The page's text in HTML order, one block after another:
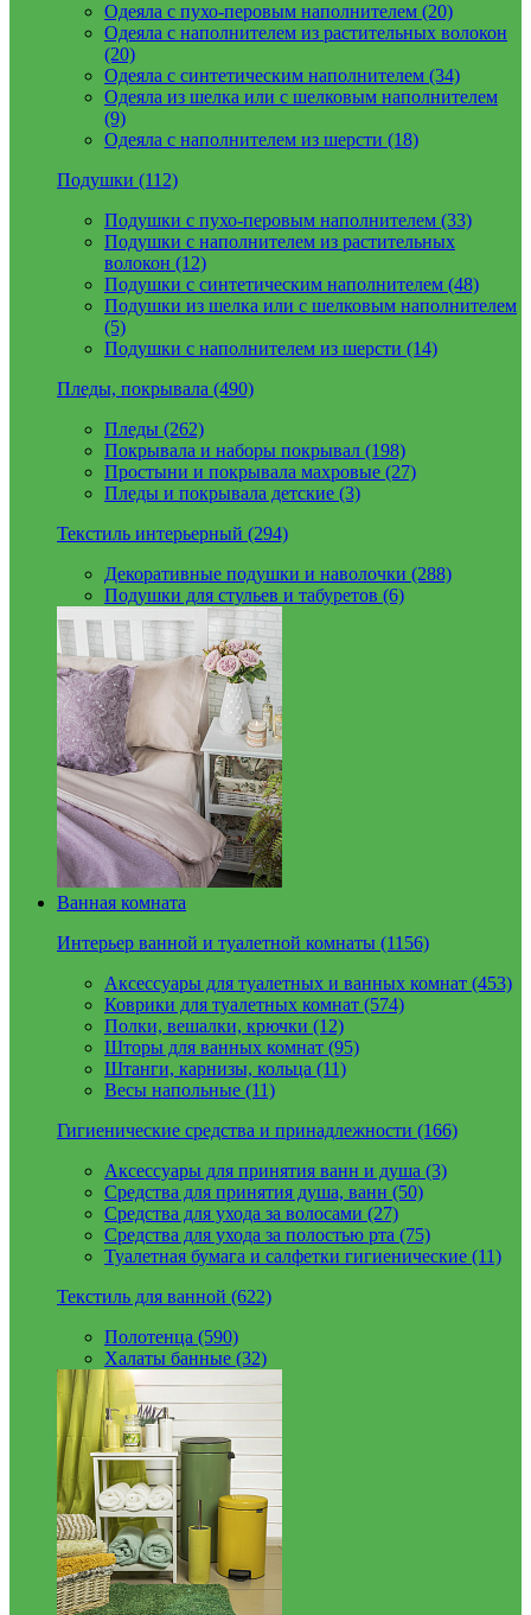
Одеяла с пухо-перовым наполнителем (20)
Одеяла с наполнителем из растительных волокон
(20)
Одеяла с синтетическим наполнителем (34)
Одеяла из шелка или с шелковым наполнителем
(9)
Одеяла с наполнителем из шерсти (18)
Подушки (112)
Подушки с пухо-перовым наполнителем (33)
Подушки с наполнителем из растительных
волокон (12)
Подушки с синтетическим наполнителем (48)
Подушки из шелка или с шелковым наполнителем
(5)
Подушки с наполнителем из шерсти (14)
Пледы, покрывала (490)
Пледы (262)
Покрывала и наборы покрывал (198)
Простыни и покрывала махровые (27)
Пледы и покрывала детские (3)
Текстиль интерьерный (294)
Декоративные подушки и наволочки (288)
Подушки для стульев и табуретов (6)
Ванная комната
Интерьер ванной и туалетной комнаты (1156)
Аксессуары для туалетных и ванных комнат (453)
Коврики для туалетных комнат (574)
Полки, вешалки, крючки (12)
Шторы для ванных комнат (95)
Штанги, карнизы, кольца (11)
Весы напольные (11)
Гигиенические средства и принадлежности (166)
Аксессуары для принятия ванн и душа (3)
Средства для принятия душа, ванн (50)
Средства для ухода за волосами (27)
Средства для ухода за полостью рта (75)
Туалетная бумага и салфетки гигиенические (11)
Текстиль для ванной (622)
Полотенца (590)
Халаты банные (32)